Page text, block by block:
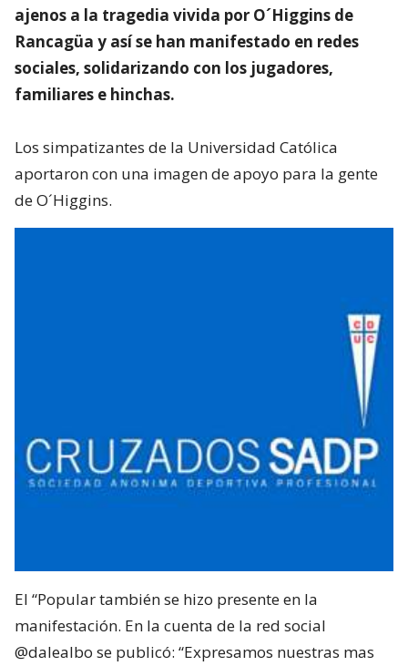
ajenos a la tragedia vivida por O´Higgins de
Rancagüa y así se han manifestado en redes
sociales, solidarizando con los jugadores,
familiares e hinchas.
Los simpatizantes de la Universidad Católica
aportaron con una imagen de apoyo para la gente
de O´Higgins.
El “Popular también se hizo presente en la
manifestación. En la cuenta de la red social